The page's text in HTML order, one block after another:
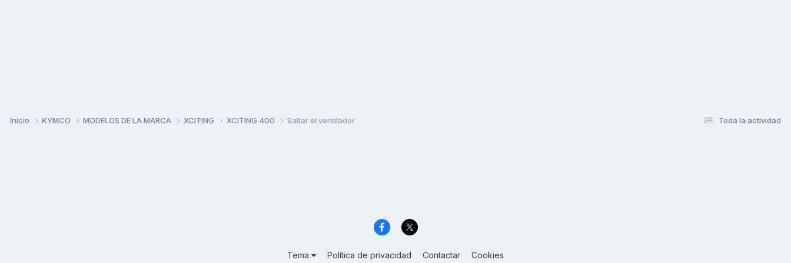
Toda la actividad
Inicio KYMCO MODELOS DE LA MARCA XCITING XCITING 400 Saltar el ventilador
Tema Política de privacidad Contactar Cookies